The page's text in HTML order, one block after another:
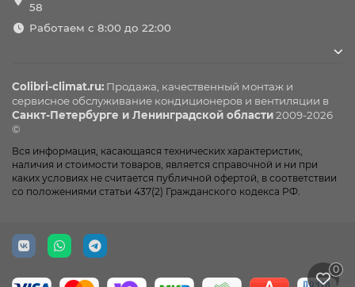
58
Работаем с 8:00 до 22:00
Colibri-climat.ru: Продажа, качественный монтаж и
сервисное обслуживание кондиционеров и вентиляции в
Санкт-Петербурге и Ленинградской области2009-2026
©
Вся информация, касающаяся технических характеристик,
наличия и стоимости товаров, является справочной и ни при
каких условиях не считается публичной офертой, в соответствии
со положениями статьи 437(2) Гражданского кодекса РФ.
0